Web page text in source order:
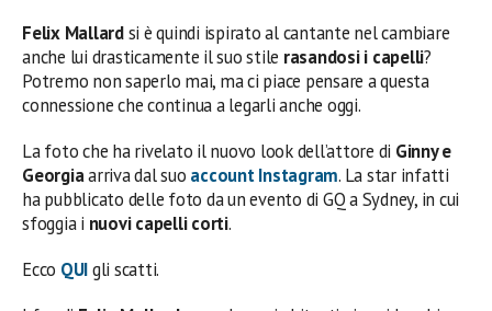
Felix Mallardsi è quindi ispirato al cantante nel cambiare
anche lui drasticamente il suo stile rasandosi i capelli?
Potremo non saperlo mai, ma ci piace pensare a questa
connessione che continua a legarli anche oggi.
La foto che ha rivelato il nuovo look dell’attore di Ginny e
Georgiaarriva dal suo account Instagram. La star infatti
ha pubblicato delle foto da un evento di GQ a Sydney, in cui
sfoggia i nuovi capelli corti.
Ecco QUIgli scatti.